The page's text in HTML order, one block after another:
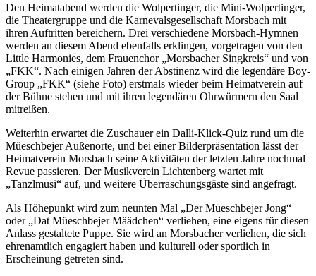
Den Heimatabend werden die Wolpertinger, die Mini-Wolpertinger,
die Theatergruppe und die Karnevalsgesellschaft Morsbach mit
ihren Auftritten bereichern. Drei verschiedene Morsbach-Hymnen
werden an diesem Abend ebenfalls erklingen, vorgetragen von den
Little Harmonies, dem Frauenchor „Morsbacher Singkreis“ und von
„FKK“. Nach einigen Jahren der Abstinenz wird die legendäre Boy-
Group „FKK“ (siehe Foto) erstmals wieder beim Heimatverein auf
der Bühne stehen und mit ihren legendären Ohrwürmern den Saal
mitreißen.
Weiterhin erwartet die Zuschauer ein Dalli-Klick-Quiz rund um die
Müeschbejer Außenorte, und bei einer Bilderpräsentation lässt der
Heimatverein Morsbach seine Aktivitäten der letzten Jahre nochmal
Revue passieren. Der Musikverein Lichtenberg wartet mit
„Tanzlmusi“ auf, und weitere Überraschungsgäste sind angefragt.
Als Höhepunkt wird zum neunten Mal „Der Müeschbejer Jong“
oder „Dat Müeschbejer Määdchen“ verliehen, eine eigens für diesen
Anlass gestaltete Puppe. Sie wird an Morsbacher verliehen, die sich
ehrenamtlich engagiert haben und kulturell oder sportlich in
Erscheinung getreten sind.